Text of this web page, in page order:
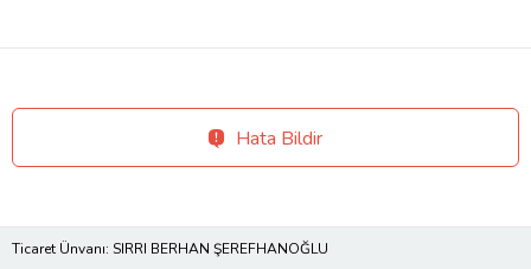
Hata Bildir
Ticaret Ünvanı: SIRRI BERHAN ŞEREFHANOĞLU